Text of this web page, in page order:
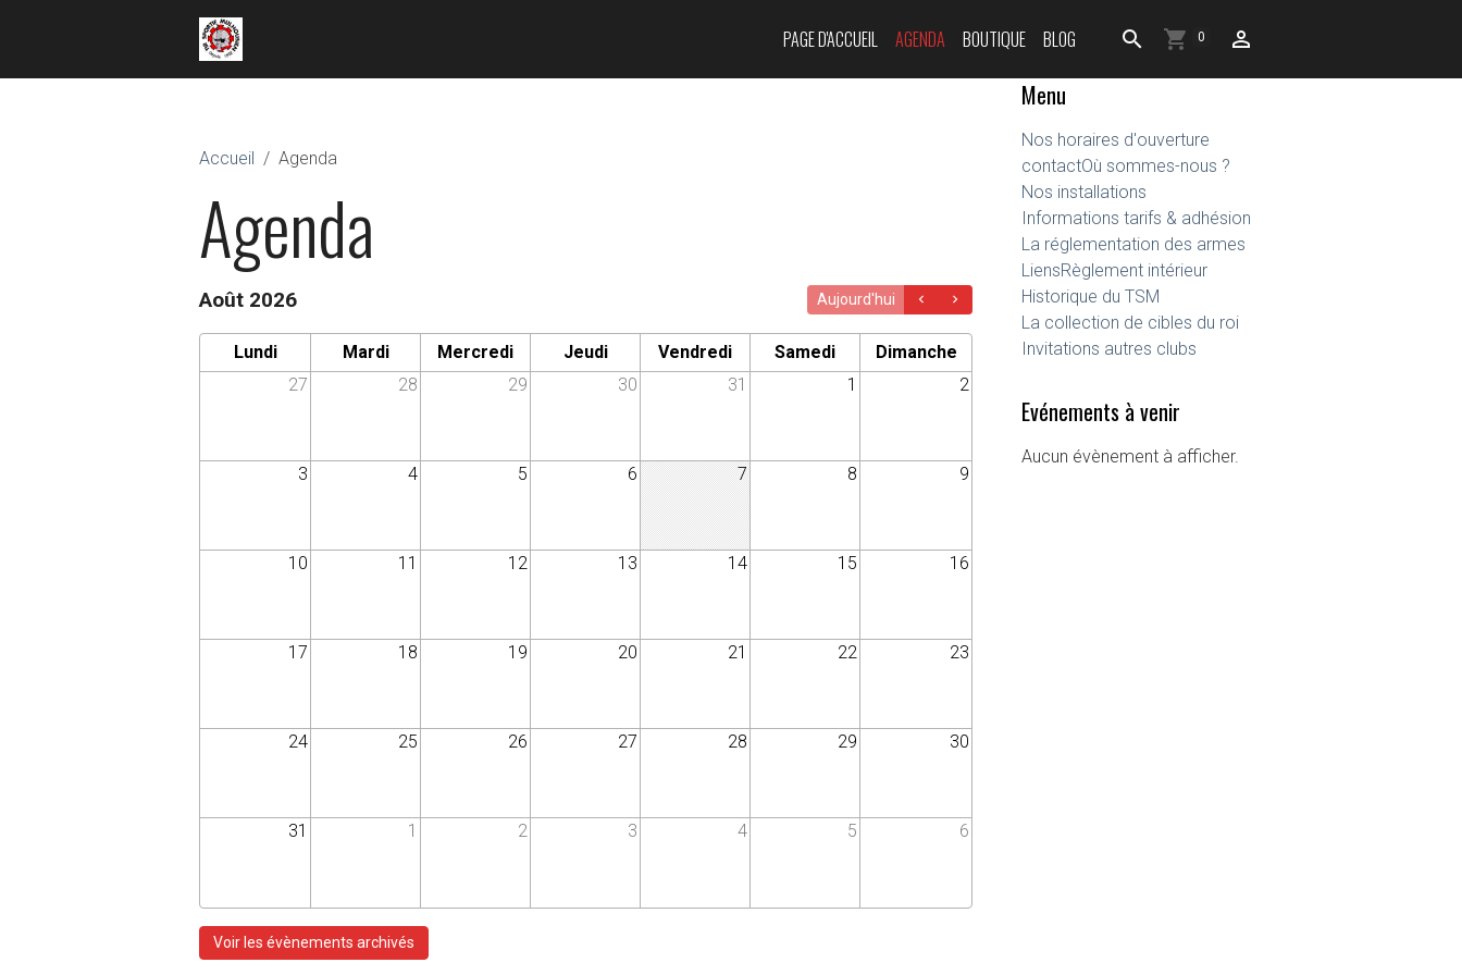
PAGE D'ACCUEIL AGENDA BOUTIQUE BLOG 0
Accueil Agenda
Agenda
Août 2026 Aujourd'hui
Lundi Mardi Mercredi Jeudi Vendredi Samedi
Dimanche
27
28 29 30 31 1 2
3 4 5 6 7 8 9
10 11 12 13 14 15 16
17 18 19 20 21 22 23
24 25 26 27 28 29 30
31 1 2 3 4 5 6
Voir les évènements archivés
Menu
Nos horaires d'ouverture
contactOù sommes-nous ?
Nos installations
Informations tarifs & adhésion
La réglementation des armes
LiensRèglement intérieur
Historique du TSM
La collection de cibles du roi
Invitations autres clubs
Evénements à venir
Aucun évènement à afficher.